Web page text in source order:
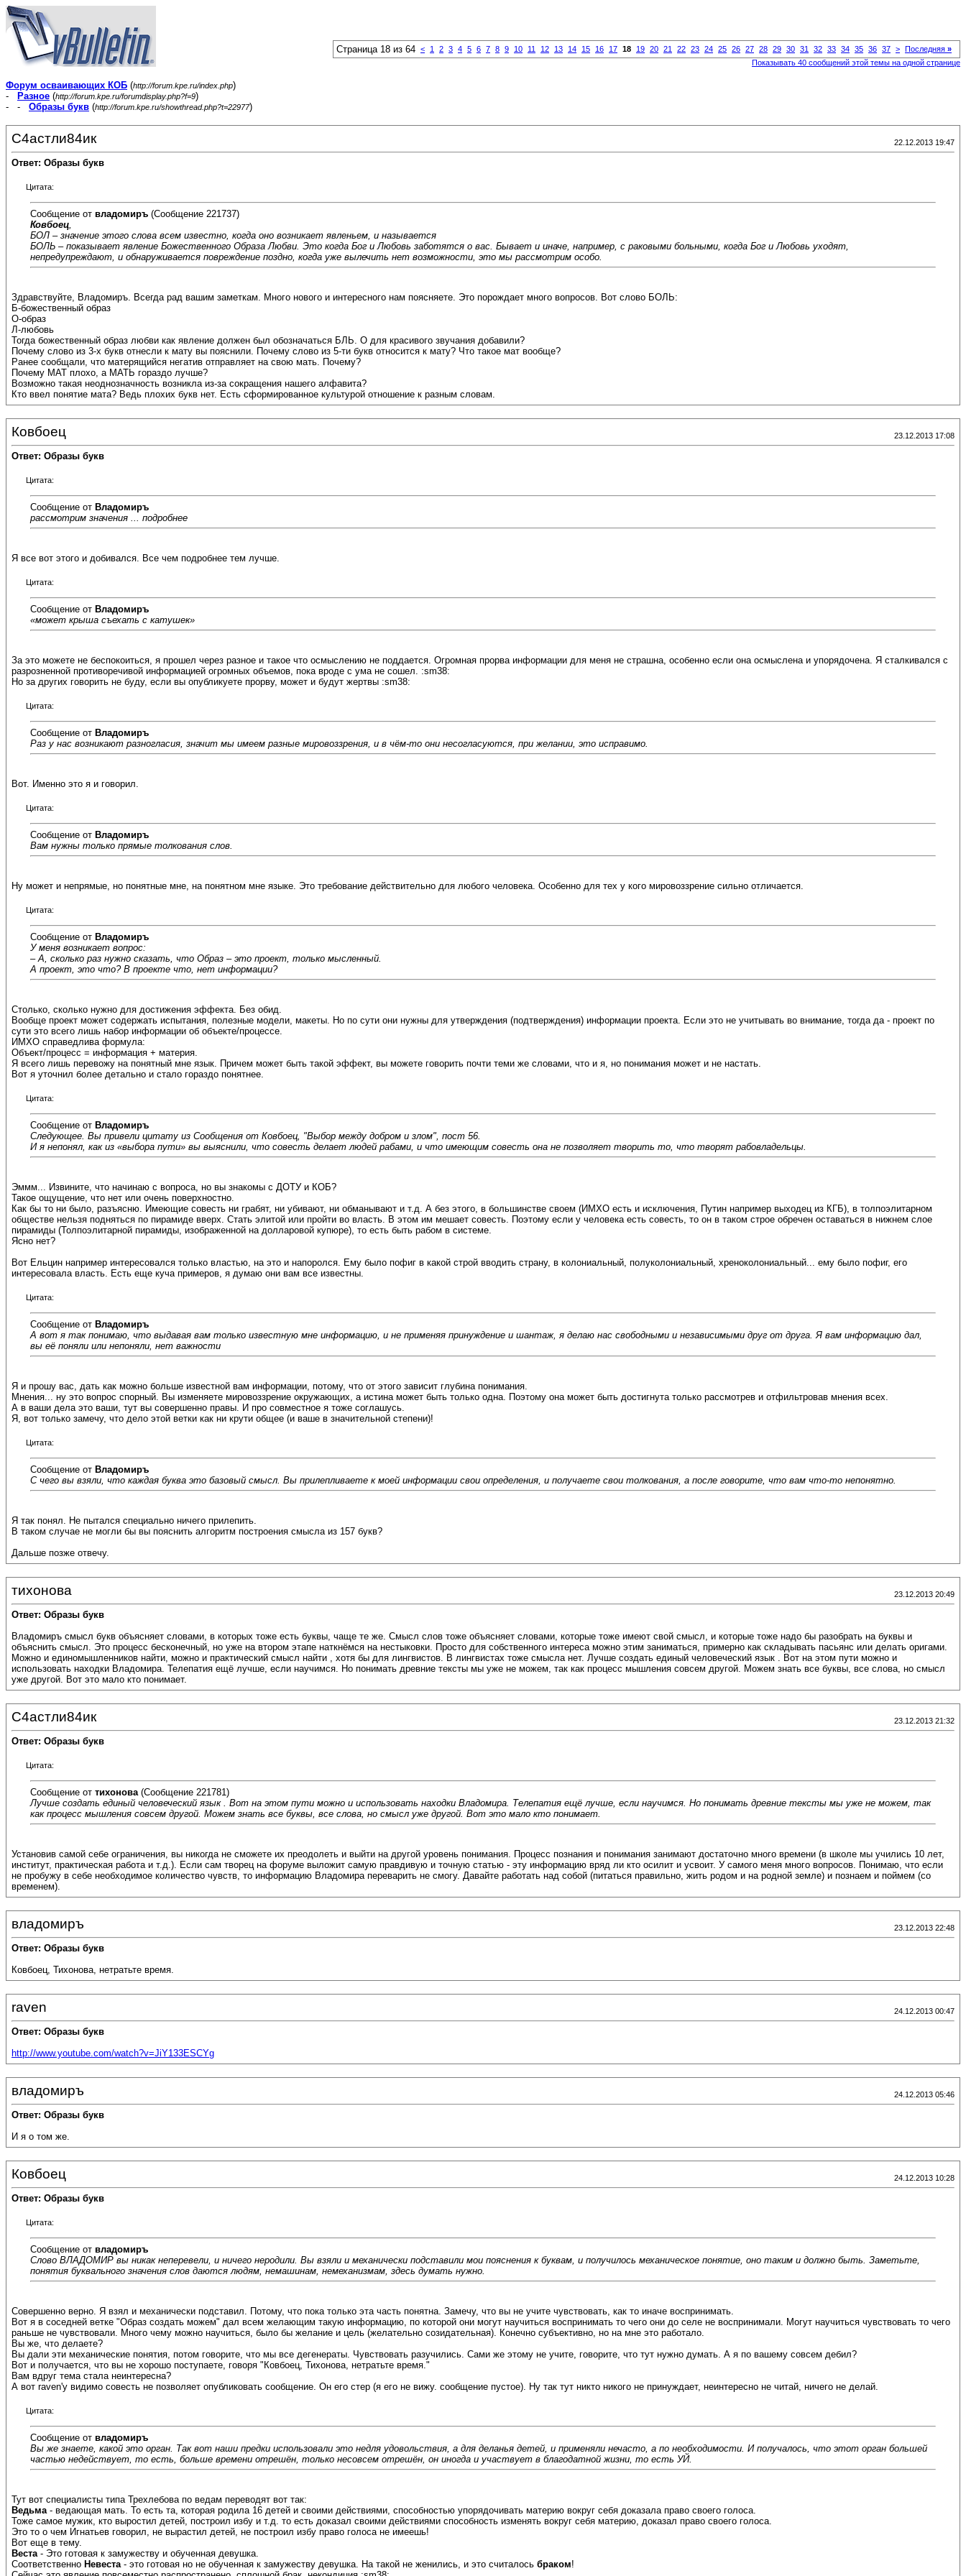
Страница 18 из 64 < 1 2 3 4 5 6 7 8 9 10 11 12 13 14 15 16 17 18 19 20 21 22 23 24 25 26 27 28 29 30 31 32 33 34 35 36 37 > Последняя »
Показывать 40 сообщений этой темы на одной странице
Форум осваивающих КОБ (http://forum.kpe.ru/index.php)
-
Разное (http://forum.kpe.ru/forumdisplay.php?f=9)
- - Образы букв (http://forum.kpe.ru/showthread.php?t=22977)
С4астли84ик 22.12.2013 19:47
Ответ: Образы букв
Цитата:
Сообщение от владомиръ (Сообщение 221737)
Ковбоец
БОЛ – значение этого слова всем известно, когда оно возникает явленьем, и называется
БОЛЬ – показывает явление Божественного Образа Любви. Это когда Бог и Любовь заботятся о вас. Бывает и иначе, например, с раковыми больными, когда Бог и Любовь уходят,
непредупреждают, и обнаруживается повреждение поздно, когда уже вылечить нет возможности, это мы рассмотрим особо.
Здравствуйте, Владомиръ. Всегда рад вашим заметкам. Много нового и интересного нам поясняете. Это порождает много вопросов. Вот слово БОЛЬ:
Б-божественный образ
О-образ
Л-любовь
Тогда божественный образ любви как явление должен был обозначаться БЛЬ. О для красивого звучания добавили?
Почему слово из 3-х букв отнесли к мату вы пояснили. Почему слово из 5-ти букв относится к мату? Что такое мат вообще?
Ранее сообщали, что матерящийся негатив отправляет на свою мать. Почему?
Почему МАТ плохо, а МАТЬ гораздо лучше?
Возможно такая неоднозначность возникла из-за сокращения нашего алфавита?
Кто ввел понятие мата? Ведь плохих букв нет. Есть сформированное культурой отношение к разным словам.
Ковбоец 23.12.2013 17:08
Ответ: Образы букв
Цитата:
Сообщение от Владомиръ
рассмотрим значения ... подробнее
Я все вот этого и добивался. Все чем подробнее тем лучше.
Цитата:
Сообщение от Владомиръ
«может крыша съехать с катушек»
За это можете не беспокоиться, я прошел через разное и такое что осмыслению не поддается. Огромная прорва информации для меня не страшна, особенно если она осмыслена и упорядочена. Я сталкивался с
разрозненной противоречивой информацией огромных объемов, пока вроде с ума не сошел. :sm38:
Но за других говорить не буду, если вы опубликуете прорву, может и будут жертвы :sm38:
Цитата:
Сообщение от Владомиръ
Раз у нас возникают разногласия, значит мы имеем разные мировоззрения, и в чём-то они несогласуются, при желании, это исправимо.
Вот. Именно это я и говорил.
Цитата:
Сообщение от Владомиръ
Вам нужны только прямые толкования слов.
Ну может и непрямые, но понятные мне, на понятном мне языке. Это требование действительно для любого человека. Особенно для тех у кого мировоззрение сильно отличается.
Цитата:
Сообщение от Владомиръ
У меня возникает вопрос:
– А, сколько раз нужно сказать, что Образ – это проект, только мысленный.
А проект, это что? В проекте что, нет информации?
Столько, сколько нужно для достижения эффекта. Без обид.
Вообще проект может содержать испытания, полезные модели, макеты. Но по сути они нужны для утверждения (подтверждения) информации проекта. Если это не учитывать во внимание, тогда да - проект по
сути это всего лишь набор информации об объекте/процессе.
ИМХО справедлива формула:
Объект/процесс = информация + материя.
Я всего лишь перевожу на понятный мне язык. Причем может быть такой эффект, вы можете говорить почти теми же словами, что и я, но понимания может и не настать.
Вот я уточнил более детально и стало гораздо понятнее.
Цитата:
Сообщение от Владомиръ
Следующее. Вы привели цитату из Сообщения от Ковбоец, "Выбор между добром и злом", пост 56.
И я непонял, как из «выбора пути» вы выяснили, что совесть делает людей рабами, и что имеющим совесть она не позволяет творить то, что творят рабовладельцы.
Эммм... Извините, что начинаю с вопроса, но вы знакомы с ДОТУ и КОБ?
Такое ощущение, что нет или очень поверхностно.
Как бы то ни было, разъясню. Имеющие совесть ни грабят, ни убивают, ни обманывают и т.д. А без этого, в большинстве своем (ИМХО есть и исключения, Путин например выходец из КГБ), в толпоэлитарном
обществе нельзя подняться по пирамиде вверх. Стать элитой или пройти во власть. В этом им мешает совесть. Поэтому если у человека есть совесть, то он в таком строе обречен оставаться в нижнем слое
пирамиды (Толпоэлитарной пирамиды, изображенной на долларовой купюре), то есть быть рабом в системе.
Ясно нет?
Вот Ельцин например интересовался только властью, на это и напоролся. Ему было пофиг в какой строй вводить страну, в колониальный, полуколониальный, хреноколониальный... ему было пофиг, его
интересовала власть. Есть еще куча примеров, я думаю они вам все известны.
Цитата:
Сообщение от Владомиръ
А вот я так понимаю, что выдавая вам только известную мне информацию, и не применяя принуждение и шантаж, я делаю нас свободными и независимыми друг от друга. Я вам информацию дал,
вы её поняли или непоняли, нет важности
Я и прошу вас, дать как можно больше известной вам информации, потому, что от этого зависит глубина понимания.
Мнения... ну это вопрос спорный. Вы изменяете мировоззрение окружающих, а истина может быть только одна. Поэтому она может быть достигнута только рассмотрев и отфильтровав мнения всех.
А в ваши дела это ваши, тут вы совершенно правы. И про совместное я тоже соглашусь.
Я, вот только замечу, что дело этой ветки как ни крути общее (и ваше в значительной степени)!
Цитата:
Сообщение от Владомиръ
С чего вы взяли, что каждая буква это базовый смысл. Вы прилепливаете к моей информации свои определения, и получаете свои толкования, а после говорите, что вам что-то непонятно.
Я так понял. Не пытался специально ничего прилепить.
В таком случае не могли бы вы пояснить алгоритм построения смысла из 157 букв?
Дальше позже отвечу.
тихонова 23.12.2013 20:49
Ответ: Образы букв
Владомиръ смысл букв объясняет словами, в которых тоже есть буквы, чаще те же. Смысл слов тоже объясняет словами, которые тоже имеют свой смысл, и которые тоже надо бы разобрать на буквы и
объяснить смысл. Это процесс бесконечный, но уже на втором этапе наткнёмся на нестыковки. Просто для собственного интереса можно этим заниматься, примерно как складывать пасьянс или делать оригами.
Можно и единомышленников найти, можно и практический смысл найти , хотя бы для лингвистов. В лингвистах тоже смысла нет. Лучше создать единый человеческий язык . Вот на этом пути можно и
использовать находки Владомира. Телепатия ещё лучше, если научимся. Но понимать древние тексты мы уже не можем, так как процесс мышления совсем другой. Можем знать все буквы, все слова, но смысл
уже другой. Вот это мало кто понимает.
С4астли84ик 23.12.2013 21:32
Ответ: Образы букв
Цитата:
Сообщение от тихонова (Сообщение 221781)
Лучше создать единый человеческий язык . Вот на этом пути можно и использовать находки Владомира. Телепатия ещё лучше, если научимся. Но понимать древние тексты мы уже не можем, так
как процесс мышления совсем другой. Можем знать все буквы, все слова, но смысл уже другой. Вот это мало кто понимает.
Установив самой себе ограничения, вы никогда не сможете их преодолеть и выйти на другой уровень понимания. Процесс познания и понимания занимают достаточно много времени (в школе мы учились 10 лет,
институт, практическая работа и т.д.). Если сам творец на форуме выложит самую правдивую и точную статью - эту информацию вряд ли кто осилит и усвоит. У самого меня много вопросов. Понимаю, что если
не пробужу в себе необходимое количество чувств, то информацию Владомира переварить не смогу. Давайте работать над собой (питаться правильно, жить родом и на родной земле) и познаем и поймем (со
временем).
владомиръ 23.12.2013 22:48
Ответ: Образы букв
Ковбоец, Тихонова, нетратьте время.
raven 24.12.2013 00:47
Ответ: Образы букв
http://www.youtube.com/watch?v=JiY133ESCYg
владомиръ 24.12.2013 05:46
Ответ: Образы букв
И я о том же.
Ковбоец 24.12.2013 10:28
Ответ: Образы букв
Цитата:
Сообщение от владомиръ
Слово ВЛАДОМИР вы никак неперевели, и ничего неродили. Вы взяли и механически подставили мои пояснения к буквам, и получилось механическое понятие, оно таким и должно быть. Заметьте,
понятия буквального значения слов даются людям, немашинам, немеханизмам, здесь думать нужно.
Совершенно верно. Я взял и механически подставил. Потому, что пока только эта часть понятна. Замечу, что вы не учите чувствовать, как то иначе воспринимать.
Вот я в соседней ветке "Образ создать можем" дал всем желающим такую информацию, по которой они могут научиться воспринимать то чего они до селе не воспринимали. Могут научиться чувствовать то чего
раньше не чувствовали. Много чему можно научиться, было бы желание и цель (желательно созидательная). Конечно субъективно, но на мне это работало.
Вы же, что делаете?
Вы дали эти механические понятия, потом говорите, что мы все дегенераты. Чувствовать разучились. Сами же этому не учите, говорите, что тут нужно думать. А я по вашему совсем дебил?
Вот и получается, что вы не хорошо поступаете, говоря "Ковбоец, Тихонова, нетратьте время."
Вам вдруг тема стала неинтересна?
А вот raven'у видимо совесть не позволяет опубликовать сообщение. Он его стер (я его не вижу. сообщение пустое). Ну так тут никто никого не принуждает, неинтересно не читай, ничего не делай.
Цитата:
Сообщение от владомиръ
Вы же знаете, какой это орган. Так вот наши предки использовали это недля удовольствия, а для деланья детей, и применяли нечасто, а по необходимости. И получалось, что этот орган большей
частью недействует, то есть, больше времени отрешён, только несовсем отрешён, он иногда и участвует в благодатной жизни, то есть УЙ.
Тут вот специалисты типа Трехлебова по ведам переводят вот так:
Ведьма- ведающая мать. То есть та, которая родила 16 детей и своими действиями, способностью упорядочивать материю вокруг себя доказала право своего голоса.
Тоже самое мужик, кто выростил детей, построил избу и т.д. то есть доказал своими действиями способность изменять вокруг себя материю, доказал право своего голоса.
Это то о чем Игнатьев говорил, не вырастил детей, не построил избу право голоса не имеешь!
Вот еще в тему.
Веста- Это готовая к замужеству и обученная девушка.
Соответственно Невеста- это готовая но не обученная к замужеству девушка. На такой не женились, и это считалось браком!